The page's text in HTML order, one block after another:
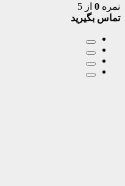
نمره 0 از 5
تماس بگیرید